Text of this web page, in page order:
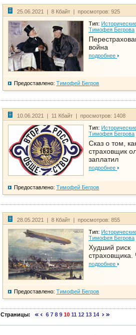
25.06.2021 | 8 Кбайт | просмотров: 925
Тип:
Тимофея Бегрова
война
подробнее
Предоставлено: Тимофей Бегров
10.06.2021 | 11 Кбайт | просмотров: 1408
Тип:
Тимофея Бегрова
Сказ о том,
страховщик
заплатил
подробнее
Предоставлено: Тимофей Бегров
28.05.2021 | 8 Кбайт | просмотров: 855
Тип:
Тимофея Бегрова
Худший риск
страховщика.
подробнее
Предоставлено: Тимофей Бегров
Страницы: 6 7 8 9 10 11 12 13 14